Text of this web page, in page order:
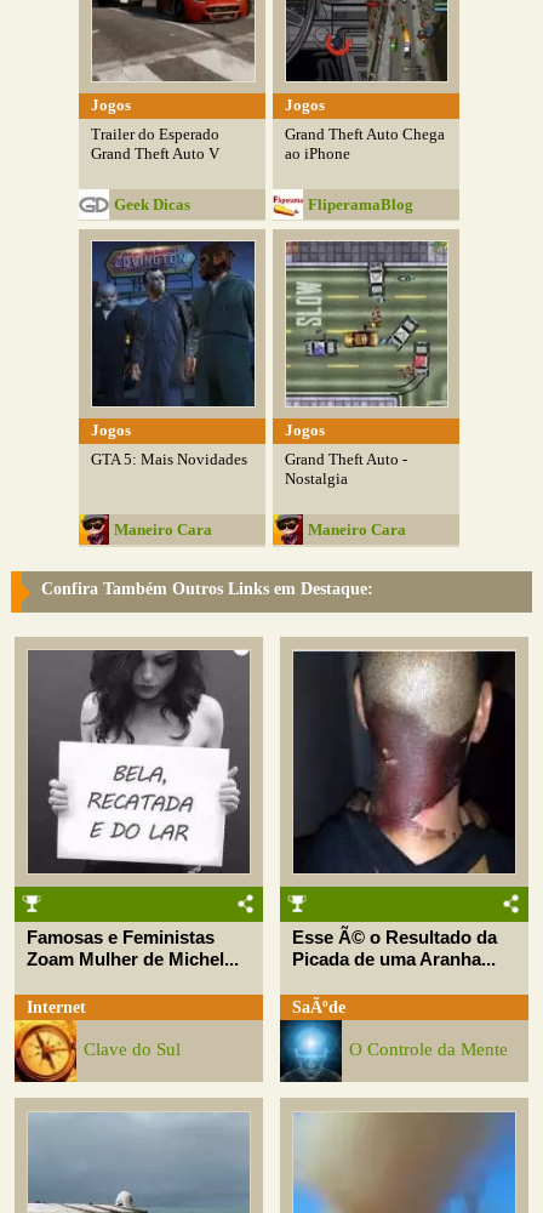
Jogos
Trailer do Esperado
Grand Theft Auto V
Geek Dicas
Jogos
Grand Theft Auto Chega
ao iPhone
FliperamaBlog
Jogos
GTA 5: Mais Novidades
Maneiro Cara
Jogos
Grand Theft Auto -
Nostalgia
Maneiro Cara
Confira Também Outros Links em Destaque:
Famosas e Feministas
Zoam Mulher de Michel...
Internet
Clave do Sul
Esse Ã© o Resultado da
Picada de uma Aranha...
SaÃºde
O Controle da Mente